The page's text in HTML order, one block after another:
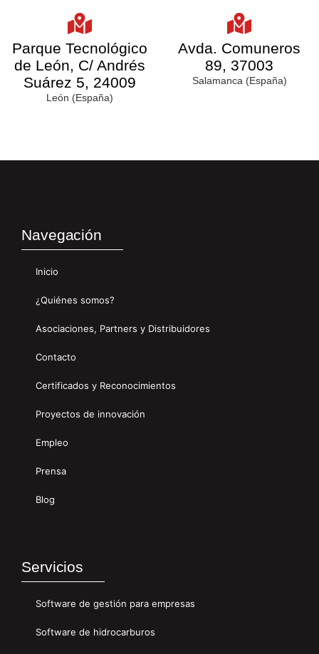
Parque Tecnológico
de León, C/ Andrés
Suárez 5, 24009
León (España)
Avda. Comuneros
89, 37003
Salamanca (España)
Navegación
Inicio
¿Quiénes somos?
Asociaciones, Partners y Distribuidores
Contacto
Certificados y Reconocimientos
Proyectos de innovación
Empleo
Prensa
Blog
Servicios
Software de gestión para empresas
Software de hidrocarburos